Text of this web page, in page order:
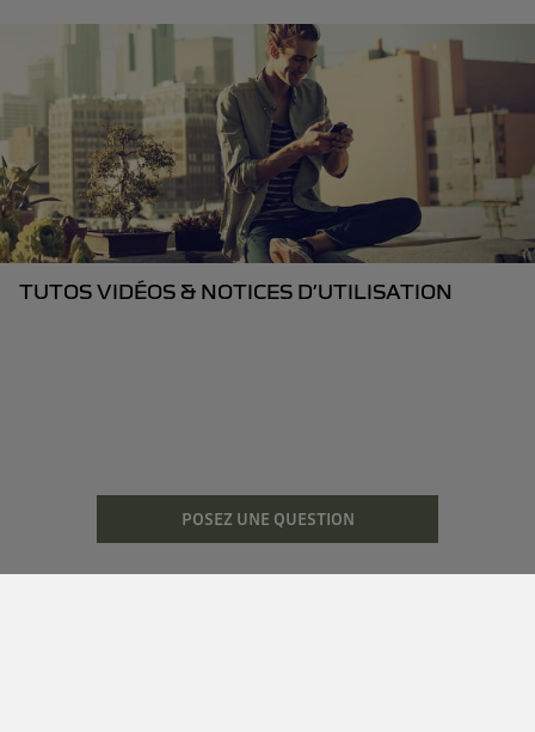
TUTOS VIDÉOS & NOTICES D’UTILISATION
POSEZ UNE QUESTION